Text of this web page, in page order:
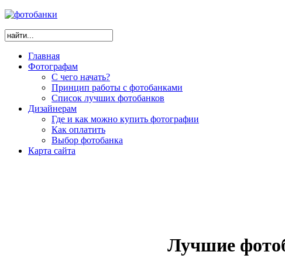
Главная
Фотографам
С чего начать?
Принцип работы с фотобанками
Список лучших фотобанков
Дизайнерам
Где и как можно купить фотографии
Как оплатить
Выбор фотобанка
Карта сайта
Лучшие